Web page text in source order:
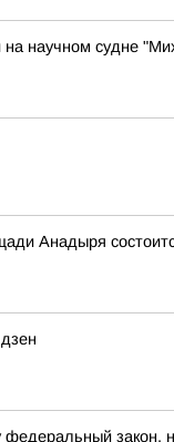
научном судне
Анадыря
закон,